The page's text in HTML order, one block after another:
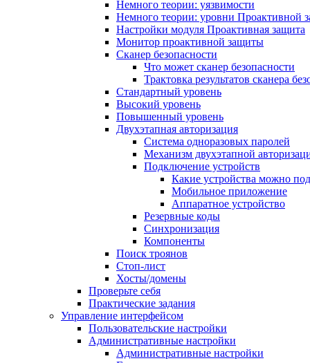
Немного теории: уязвимости
Немного теории: уровни Проактивной
Настройки модуля Проактивная защита
Монитор проактивной защиты
Сканер безопасности
Что может сканер безопасности
Трактовка результатов сканера
Стандартный уровень
Высокий уровень
Повышенный уровень
Двухэтапная авторизация
Система одноразовых паролей
Механизм двухэтапной
Подключение устройств
Какие устройства можно
Мобильное приложение
Аппаратное устройство
Резервные коды
Синхронизация
Компоненты
Поиск троянов
Стоп-лист
Хосты/домены
Проверьте себя
Практические задания
Управление интерфейсом
Пользовательские настройки
Административные настройки
Административные настройки